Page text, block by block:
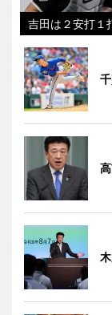
吉田は２安打